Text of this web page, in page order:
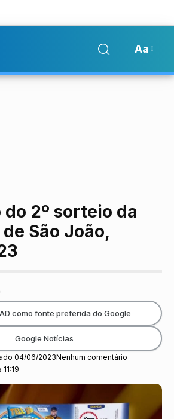
Aa
do 2º sorteio da
São João,
04/06/2023Nenhum comentário
como fonte preferida do Google
Google Notícias